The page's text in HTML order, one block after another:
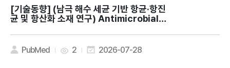
[기술동향]
균 및 항산화 소재 연구) Antimicrobial a
obacterium phyllosphaerae KS504
39 isolated from Antarctic seawat
er
PubMed 2 2026-07-28